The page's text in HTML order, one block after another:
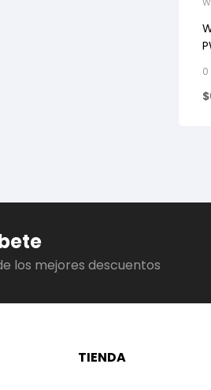
0
$
los mejores descuentos
TIENDA